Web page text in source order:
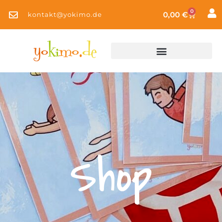
kontakt@yokimo.de 0,00 € 0
Shop